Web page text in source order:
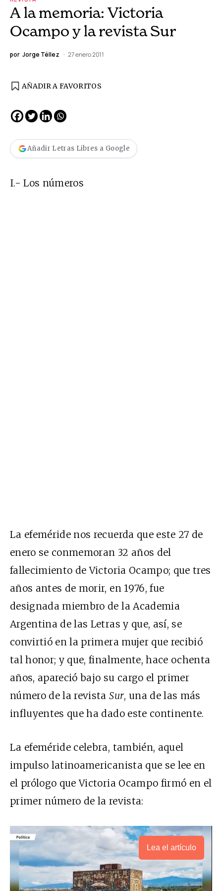
A la memoria: Victoria
Ocampo y la revista Sur
por Jorge Téllez 27 enero 2011
AÑADIR A FAVORITOS
Añadir Letras Libres a Google
I.- Los números
La efeméride nos recuerda que este 27 de
enero se conmemoran 32 años del
fallecimiento de Victoria Ocampo; que tres
años antes de morir, en 1976, fue
designada miembro de la Academia
Argentina de las Letras y que, así, se
convirtió en la primera mujer que recibió
tal honor; y que, finalmente, hace ochenta
años, apareció bajo su cargo el primer
número de la revistaSur, una de las más
influyentes que ha dado este continente.
La efeméride celebra, también, aquel
impulso latinoamericanista que se lee en
el prólogo que Victoria Ocampo firmó en el
primer número de la revista:
Lea el artículo